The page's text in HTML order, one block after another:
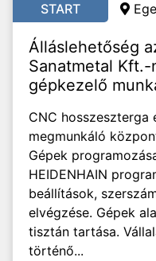
START
Álláslehetőség
Sanatmetal Kft.-
gépkezelő
CNC hosszeszterga
megmunkáló
Gépek
HEIDENHAIN
beállítások,
elvégzése. Gépek
tisztán tartása.
történő...